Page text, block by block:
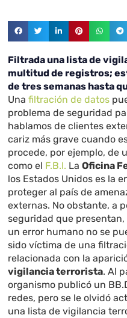
Filtrada una lista de
multitud de registros;
de tres semanas hasta
Unafiltración de datos
problema de seguridad
hablamos de clientes
cariz más grave cuando
procede, por ejemplo, de
como el F.B.I. LaOficina
los Estados Unidos es la
proteger al país de
externas. No obstante, a
seguridad que
un error humano no se
sido víctima de una
relacionada con la
vigilancia terrorista. Al
organismo publicó un
redes, pero se le olvidó
una lista de vigilancia